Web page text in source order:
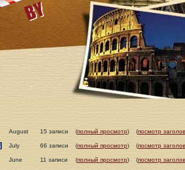
August 15 записи (полный просмотр) (посмотр
July 66 записи (полный просмотр) (посмотр
June 11 записи (полный просмотр) (посмотр